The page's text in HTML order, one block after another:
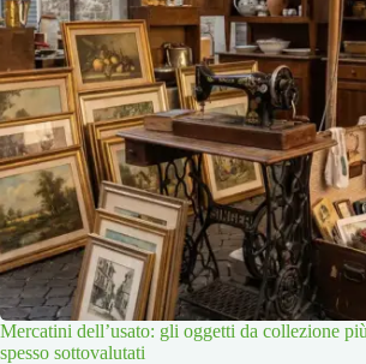
Mercatini dell’usato: gli oggetti da collezione
spesso sottovalutati